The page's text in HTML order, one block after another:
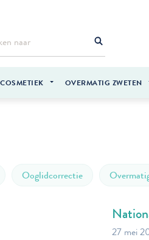
COSMETIEK OVERMATIG ZWETEN
Ooglidcorrectie
27 mei